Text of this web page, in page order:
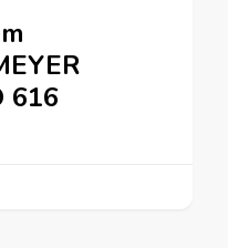
616